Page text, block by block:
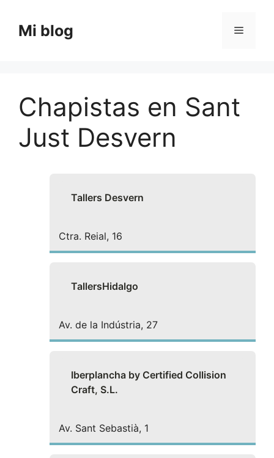
contenido
Mi blog Menú
Chapistas en Sant
Just Desvern
Tallers Desvern
Ctra. Reial, 16
TallersHidalgo
Av. de la Indústria, 27
Iberplancha by Certified Collision
Craft, S.L.
Av. Sant Sebastià, 1